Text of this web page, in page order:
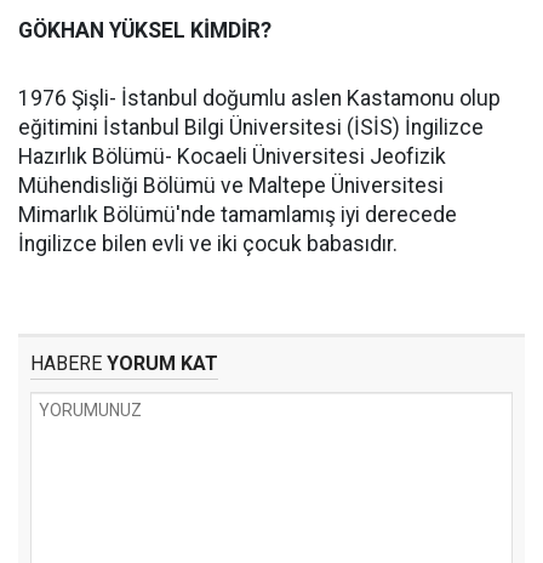
GÖKHAN YÜKSEL KİMDİR?
1976 Şişli- İstanbul doğumlu aslen Kastamonu olup
eğitimini İstanbul Bilgi Üniversitesi (İSİS) İngilizce
Hazırlık Bölümü- Kocaeli Üniversitesi Jeofizik
Mühendisliği Bölümü ve Maltepe Üniversitesi
Mimarlık Bölümü'nde tamamlamış iyi derecede
İngilizce bilen evli ve iki çocuk babasıdır.
HABERE YORUM KAT